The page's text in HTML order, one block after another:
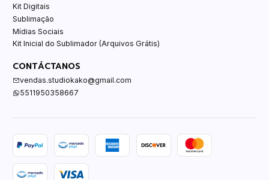
Kit Digitais
Sublimação
Mídias Sociais
Kit Inicial do Sublimador (Arquivos Grátis)
CONTÁCTANOS
vendas.studiokako@gmail.com
5511950358667